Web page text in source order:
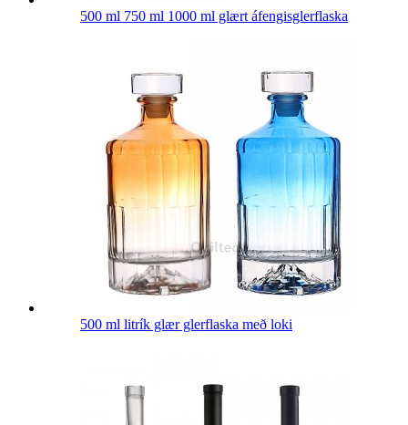
500 ml 750 ml 1000 ml glært áfengisglerflaska
500 ml litrík glær glerflaska með loki